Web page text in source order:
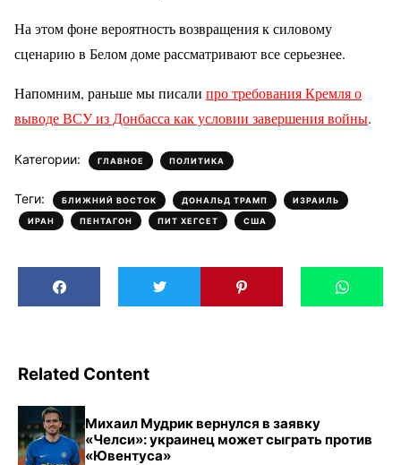
На этом фоне вероятность возвращения к силовому
сценарию в Белом доме рассматривают все серьезнее.
Напомним, раньше мы писали про требования Кремля о
выводе ВСУ из Донбасса как условии завершения войны.
Категории: ГЛАВНОЕ , ПОЛИТИКА
Теги: БЛИЖНИЙ ВОСТОК , ДОНАЛЬД ТРАМП , ИЗРАИЛЬ ,
ИРАН , ПЕНТАГОН , ПИТ ХЕГСЕТ , США
Related Content
Михаил Мудрик вернулся в заявку
«Челси»: украинец может сыграть против
«Ювентуса»